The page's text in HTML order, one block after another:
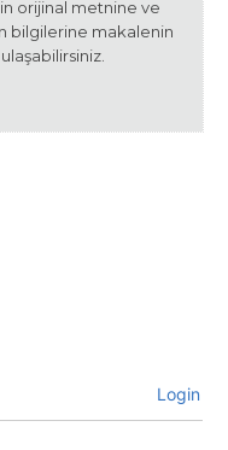
orijinal metnine ve
bilgilerine makalenin
Login